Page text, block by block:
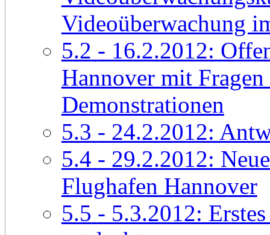
Videoüberwachung
5.2 - 16.2.2012:
Hannover mit
Demonstrationen
5.3 - 24.2.2012:
5.4 - 29.2.2012:
Flughafen Hannover
5.5 - 5.3.2012: